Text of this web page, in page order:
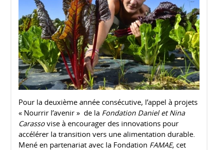
Pour la deuxième année consécutive, l’appel à projets
« Nourrir l’avenir » de la Fondation Daniel et Nina
Carassovise à encourager des innovations pour
accélérer la transition vers une alimentation durable.
Mené en partenariat avec la Fondation FAMAE, cet